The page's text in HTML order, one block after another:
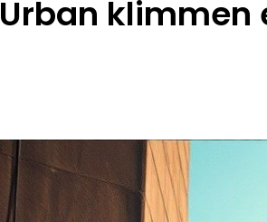
Urban klimmen